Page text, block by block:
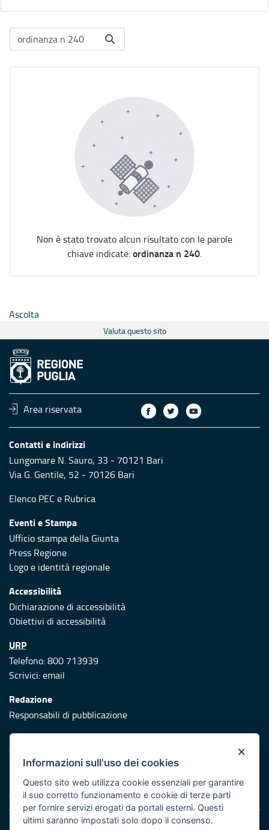
Non è stato trovato alcun risultato con le parole
chiave indicate:ordinanza n 240.
Ascolta
Valuta questo sito
Area riservata
Contatti e indirizzi
Lungomare N. Sauro, 33 - 70121 Bari
Via G. Gentile, 52 - 70126 Bari
Elenco PEC e Rubrica
Eventi e Stampa
Ufficio stampa della Giunta
Press Regione
Logo e identità regionale
Accessibilità
Dichiarazione di accessibilità
Obiettivi di accessibilità
URP
Telefono: 800 713939
Scrivici:email
Redazione
Responsabili di pubblicazione
Protezione civile
Vai al sito di Protezione Civile Puglia
Iniziativa finanziata con risorse del POR Puglia 2014/2020 -
Asse XI
Note legali
×
Informazioni sull'uso dei cookies
Questo sito web utilizza cookie essenziali per garantire
il suo corretto funzionamento e cookie di terze parti
per fornire servizi erogati da portali esterni. Questi
ultimi saranno impostati solo dopo il consenso.